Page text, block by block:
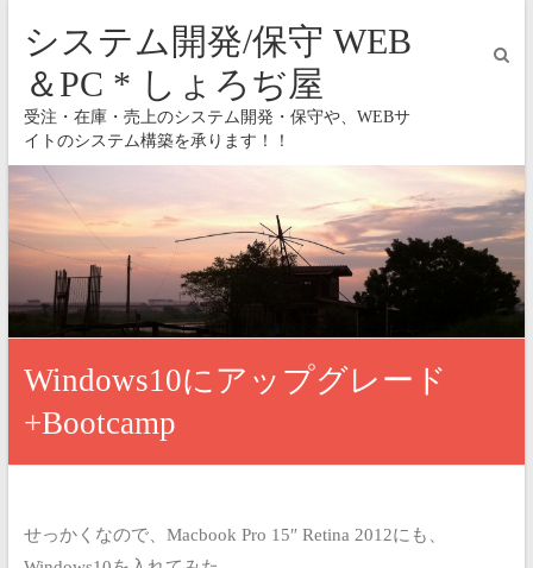
システム開発/保守 WEB
＆PC * しょろぢ屋
受注・在庫・売上のシステム開発・保守や、WEBサ
イトのシステム構築を承ります！！
Windows10にアップグレード
+Bootcamp
せっかくなので、Macbook Pro 15″ Retina 2012にも、